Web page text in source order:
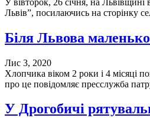
Львів”, посилаючись на сторінку
Біля Львова
Лис 3, 2020
Хлопчика віком 2 роки і 4 місяці
про це повідомляє пресслужба
У Дрогобичі